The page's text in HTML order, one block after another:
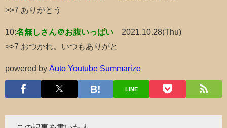
>>7 ありがとう
10:名無しさん＠お腹いっぱい
2021.10.28(Thu)
>>7 おつかれ。いつもありがと
powered by Auto Youtube Summarize
LINE